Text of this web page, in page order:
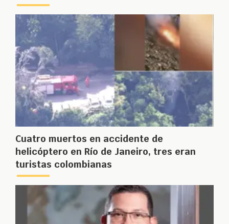
Cuatro muertos en accidente de
helicóptero en Río de Janeiro, tres eran
turistas colombianas